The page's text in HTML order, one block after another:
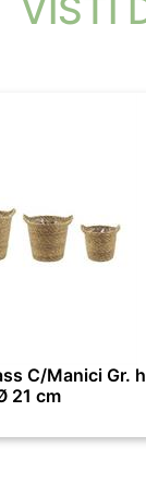
VISTI
C/Manici Gr. h
21 cm